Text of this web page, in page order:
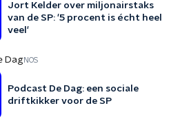
Jort Kelder over miljonairstaks
van de SP: '5 procent is écht heel
veel'
DagNOS
Podcast De Dag: een sociale
driftkikker voor de SP